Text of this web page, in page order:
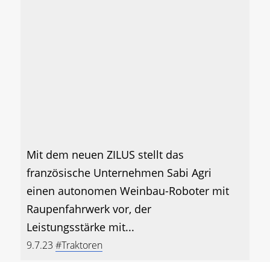
Mit dem neuen ZILUS stellt das
französische Unternehmen Sabi Agri
einen autonomen Weinbau-Roboter mit
Raupenfahrwerk vor, der
Leistungsstärke mit...
9.7.23 #Traktoren